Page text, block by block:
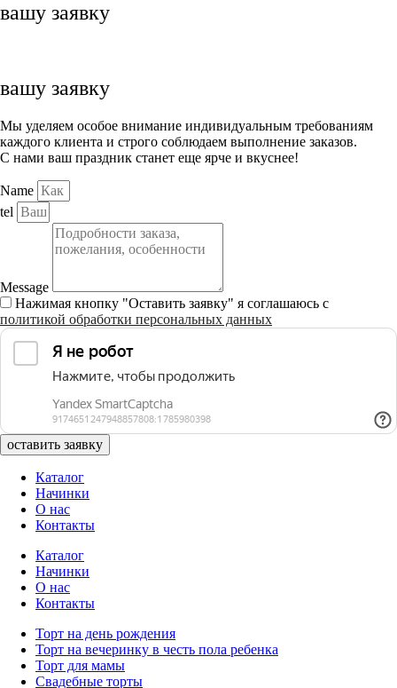
вашу заявку
вашу заявку
Мы уделяем особое внимание индивидуальным требованиям
каждого клиента и строго соблюдаем выполнение заказов.
С нами ваш праздник станет еще ярче и вкуснее!
Name
tel
Message
Нажимая кнопку "Оставить заявку" я соглашаюсь с
политикой обработки персональных данных
оставить заявку
Каталог
Начинки
О нас
Контакты
Каталог
Начинки
О нас
Контакты
Торт на день рождения
Торт на вечеринку в честь пола ребенка
Торт для мамы
Свадебные торты